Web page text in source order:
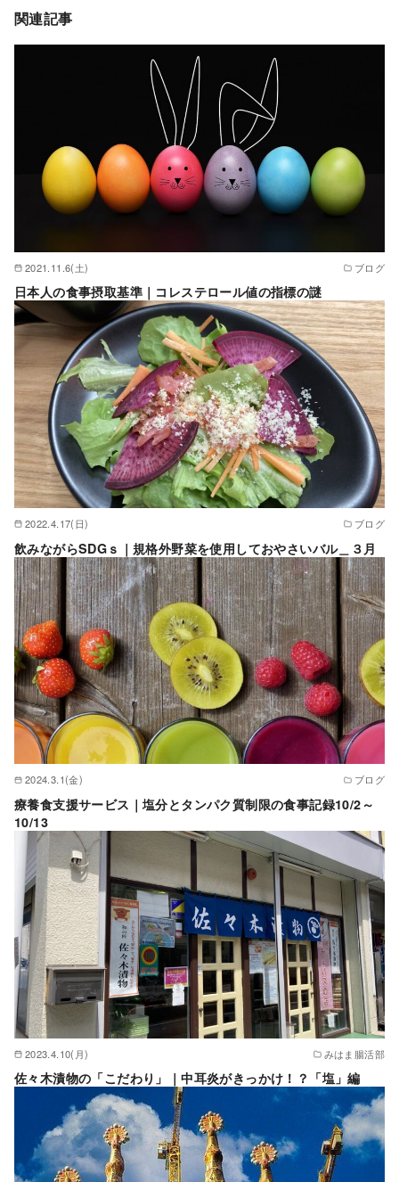
関連記事
2021.11.6(土) ブログ
日本人の食事摂取基準｜コレステロール値の指標の謎
2022.4.17(日) ブログ
飲みながらSDGｓ｜規格外野菜を使用しておやさいバル＿３月
2024.3.1(金) ブログ
療養食支援サービス｜塩分とタンパク質制限の食事記録10/2～
10/13
2023.4.10(月) みはま腸活部
佐々木漬物の「こだわり」｜中耳炎がきっかけ！？「塩」編